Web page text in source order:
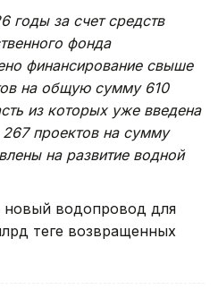
годы за счет средств
фонда
финансирование свыше
на общую сумму 610
из которых уже введена
проектов на сумму
на развитие водной
новый водопровод для
теңге возвращенных